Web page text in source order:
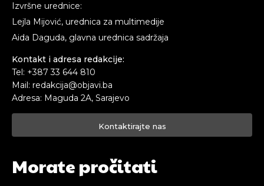
Izvršne urednice:
Lejla Mijović, urednica za multimedije
Aida Daguda, glavna urednica sadržaja
Kontakt i adresa redakcije:
Tel: +387 33 644 810
Mail: redakcija@objavi.ba
Adresa: Maguda 2A, Sarajevo
Kontaktirajte nas
Morate pročitati